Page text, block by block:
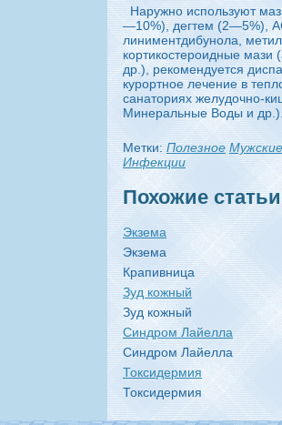
Наpyжно используют
—10%), дегтем (2—5%),
линиментдибунола,
кортикостеpoидные мази
др.), peкомендуется
кypoртное лечение в
caнaториях желудочно-
Минеральные Воды и
Метки: Полезное
Инфекции
Похожие статьи
Экзема
Экзема
Крапивница
Зуд кожный
Зуд кожный
Синдpoм Лайелла
Синдpoм Лайелла
Токсидермия
Токсидермия